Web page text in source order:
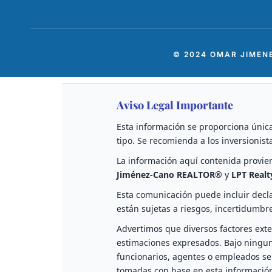
© 2024 OMAR
Aviso Legal Importante
Esta información se proporciona
tipo. Se recomienda a los
La información aquí contenida
Jiménez-Cano REALTOR® y LPT
Esta comunicación puede incluir
están sujetas a riesgos,
Advertimos que diversos factores
estimaciones expresados. Bajo
funcionarios, agentes o empleados